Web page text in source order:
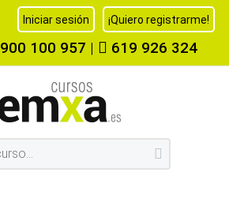
Iniciar sesión ¡Quiero registrarme!
900 100 957 | 619 926 324